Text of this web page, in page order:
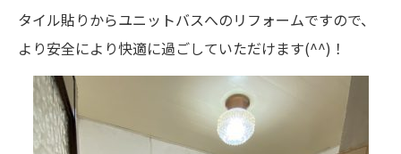
タイル貼りからユニットバスへのリフォームですので、
より安全により快適に過ごしていただけます(^^)！